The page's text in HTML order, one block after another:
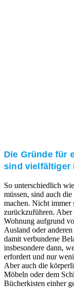
Die Gründe für
sind vielfältiger
So unterschiedlich
müssen, sind auch
machen. Nicht immer
zurückzuführen. Aber
Wohnung aufgrund
Ausland oder
damit verbundene
insbesondere dann,
erfordert und nur
Aber auch die
Möbeln oder dem
Bücherkisten einher